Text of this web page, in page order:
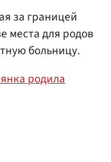
за границей
места для родов
больницу.
родила